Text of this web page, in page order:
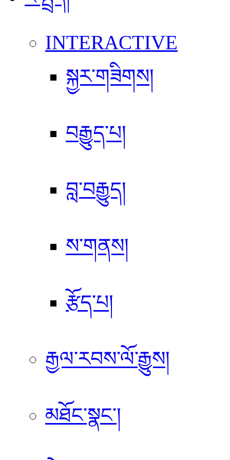
INTERACTIVE
སྐྱར་གཟིགས།
བརྒྱུད་པ།
བླ་བརྒྱུད།
ས་གནས།
རྩོད་པ།
རྒྱལ་རབས་ལོ་རྒྱུས།
མཐོང་སྣང་།